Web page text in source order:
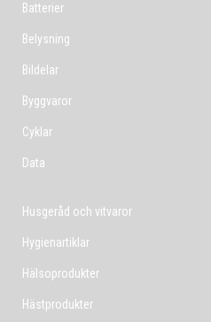
Batterier
Belysning
Bildelar
Byggvaror
Cyklar
Data
Husgeråd och vitvaror
Hygienartiklar
Hälsoprodukter
Hästprodukter